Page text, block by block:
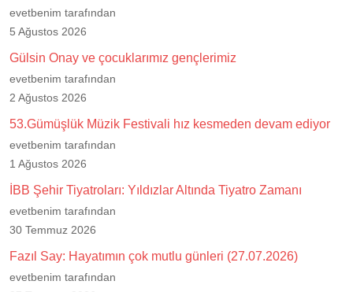
evetbenim tarafından
5 Ağustos 2026
Gülsin Onay ve çocuklarımız gençlerimiz
evetbenim tarafından
2 Ağustos 2026
53.Gümüşlük Müzik Festivali hız kesmeden devam ediyor
evetbenim tarafından
1 Ağustos 2026
İBB Şehir Tiyatroları: Yıldızlar Altında Tiyatro Zamanı
evetbenim tarafından
30 Temmuz 2026
Fazıl Say: Hayatımın çok mutlu günleri (27.07.2026)
evetbenim tarafından